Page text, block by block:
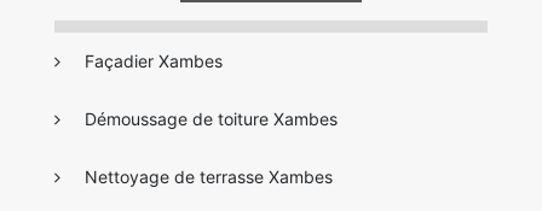
Façadier Xambes
Démoussage de toiture Xambes
Nettoyage de terrasse Xambes